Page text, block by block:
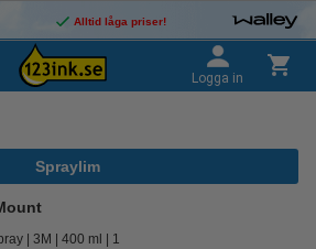
Alltid låga priser!
Logga in
Spraylim
3M 400 ml 1